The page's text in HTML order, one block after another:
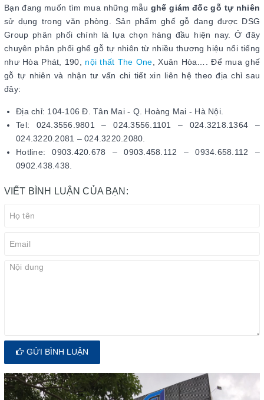
Bạn đang muốn tìm mua những mẫu ghế giám đốc gỗ tự nhiên
sử dụng trong văn phòng. Sản phẩm ghế gỗ đang được DSG
Group phân phối chính là lựa chọn hàng đầu hiện nay. Ở đây
chuyên phân phối ghế gỗ tự nhiên từ nhiều thương hiệu nổi tiếng
như Hòa Phát, 190, nội thất The One , Xuân Hòa…. Để mua ghế
gỗ tự nhiên và nhận tư vấn chi tiết xin liên hệ theo địa chỉ sau
đây:
Địa chỉ: 104-106 Đ. Tân Mai - Q. Hoàng Mai - Hà Nội.
Tel: 024.3556.9801 – 024.3556.1101 – 024.3218.1364 –
024.3220.2081 – 024.3220.2080.
Hotline: 0903.420.678 – 0903.458.112 – 0934.658.112 –
0902.438.438.
VIẾT BÌNH LUẬN CỦA BẠN:
GỬI BÌNH LUẬN